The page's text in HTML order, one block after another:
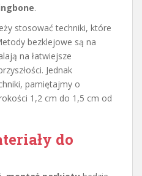
.
stosować techniki, które
bezklejowe są na
na łatwiejsze
Jednak
pamiętajmy o
1,2 cm do 1,5 cm od
do